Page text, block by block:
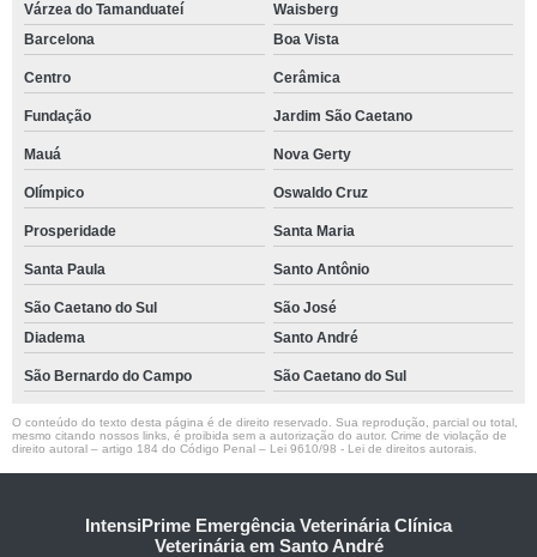
Várzea do Tamanduateí
Waisberg
Barcelona
Boa Vista
Centro Cerâmica
Fundação Jardim São Caetano
Mauá Nova Gerty
Olímpico Oswaldo Cruz
Prosperidade Santa Maria
Santa Paula Santo Antônio
São Caetano do Sul
São José
Diadema
Santo André
São Bernardo do Campo São Caetano do Sul
O conteúdo do texto desta página é de direito reservado. Sua reprodução, parcial ou total,
mesmo citando nossos links, é proibida sem a autorização do autor. Crime de violação de
direito autoral – artigo 184 do Código Penal – Lei 9610/98 - Lei de direitos autorais
IntensiPrime Emergência Veterinária Clínica
Veterinária em Santo André